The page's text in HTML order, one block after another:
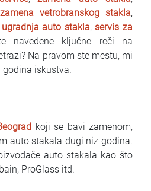
zamena vetrobranskog stakla,
ugradnja auto stakla,servis za
navedene ključne reči na
Na pravom ste mestu, mi
godina iskustva.
koji se bavi zamenom,
auto stakala dugi niz godina.
auto stakala kao što
ProGlass itd.